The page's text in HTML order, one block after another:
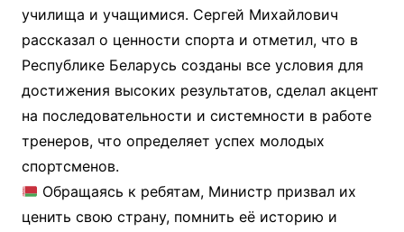
училища и учащимися. Сергей Михайлович
рассказал о ценности спорта и отметил, что в
Республике Беларусь созданы все условия для
достижения высоких результатов, сделал акцент
на последовательности и системности в работе
тренеров, что определяет успех молодых
спортсменов.
Обращаясь к ребятам, Министр призвал их
ценить свою страну, помнить её историю и